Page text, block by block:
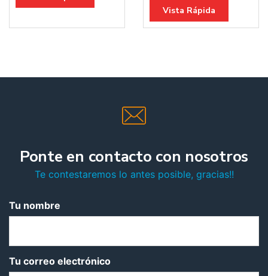
Vista Rápida
Ponte en contacto con nosotros
Te contestaremos lo antes posible, gracias!!
Tu nombre
Tu correo electrónico